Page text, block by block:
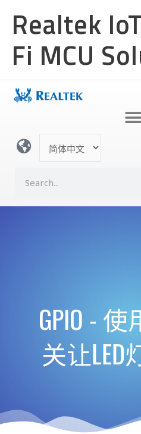
Realtek
Fi MCU
言
a
GPIO -
关让